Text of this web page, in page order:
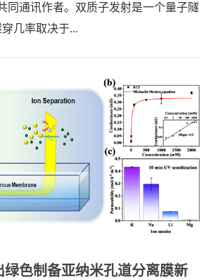
同通讯作者。双质子发射是一个量子隧
几率取决于...
绿色制备亚纳米孔道分离膜新